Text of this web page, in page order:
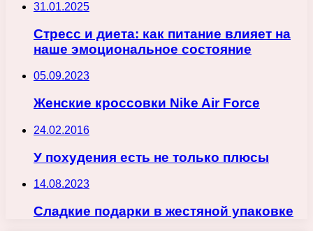
31.01.2025
Стресс и диета: как питание влияет на
наше эмоциональное состояние
05.09.2023
Женские кроссовки Nike Air Force
24.02.2016
У похудения есть не только плюсы
14.08.2023
Сладкие подарки в жестяной упаковке